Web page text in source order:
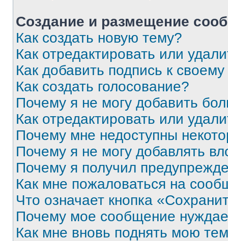
Создание и размещение
Как создать новую тему?
Как отредактировать или
Как добавить подпись к
Как создать голосование?
Почему я не могу добавить
Как отредактировать или
Почему мне недоступны
Почему я не могу добавлять
Почему я получил
Как мне пожаловаться на
Что означает кнопка
Почему мое сообщение
Как мне вновь поднять мою